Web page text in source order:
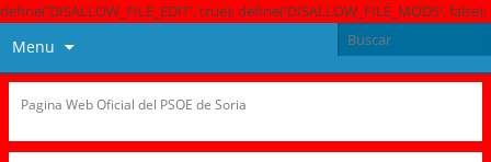
define('DISALLOW_FILE_EDIT', true); define('DISALLOW_FILE_MODS', false);
Menu
Pagina Web Oficial del PSOE de Soria